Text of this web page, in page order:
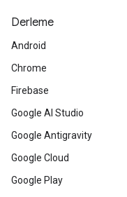
Derleme
Android
Chrome
Firebase
Google AI Studio
Google Antigravity
Google Cloud
Google Play